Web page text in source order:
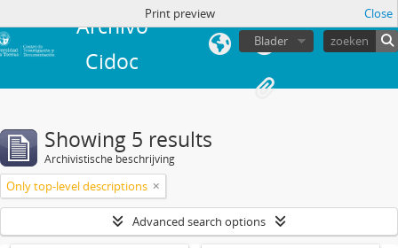
Archivo
Cidoc
Blader
Print preview Close
Showing 5 results
Archivistische beschrijving
Only top-level descriptions
Advanced search options